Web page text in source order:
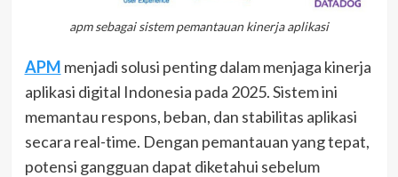
apm sebagai sistem pemantauan kinerja aplikasi
APM menjadi solusi penting dalam menjaga kinerja
aplikasi digital Indonesia pada 2025. Sistem ini
memantau respons, beban, dan stabilitas aplikasi
secara real-time. Dengan pemantauan yang tepat,
potensi gangguan dapat diketahui sebelum